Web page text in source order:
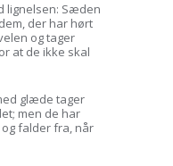
lignelsen: Sæden
der har hørt
og tager
at de ikke skal
glæde tager
men de har
falder fra, når